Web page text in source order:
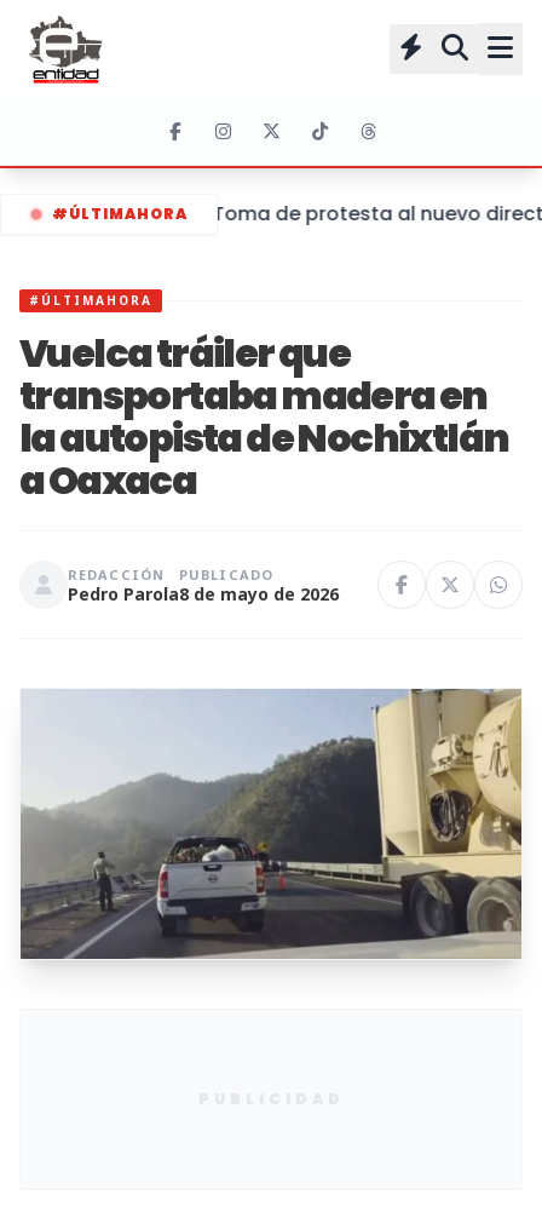
#ÚLTIMAHORA Toma de protesta al nuevo
#ÚLTIMAHORA
Vuelca tráiler que
transportaba madera en
la autopista de Nochixtlán
a Oaxaca
REDACCIÓN
Pedro Parola
PUBLICADO
8 de mayo de 2026